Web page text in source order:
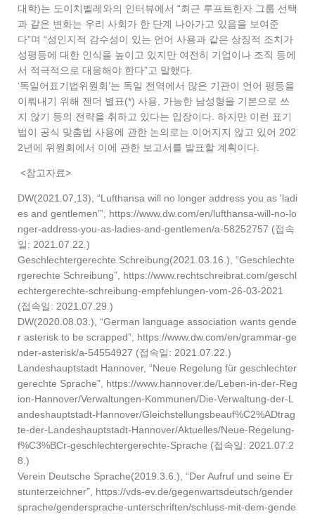
대학)는 도이치벨레와의 인터뷰에서 “최근 루프트한자 그룹 선택
과 같은 변화는 우리 사회가 한 단계 나아가고 있음을 보여준
다”며 “성인지적 감수성이 있는 언어 사용과 같은 상징적 조치가
성평등에 대한 인식을 높이고 있지만 여전히 기업이나 조직 등에
서 적극적으로 대응해야 한다”고 말했다.
‘독일어표기법위원회’는 독일 전역에서 많은 기관이 언어 평등을
이뤄내기 위해 젠더 별표(*) 사용, 가능한 남성형을 기본으로 쓰
지 않기 등의 전략을 취하고 있다는 입장이다. 하지만 이런 표기
법이 공식 맞춤법 사용에 관한 논의로는 이어지지 않고 있어 202
2년에 위원회에서 이에 관한 보고서를 발표할 계획이다.
<참고자료>
DW(2021.07,13), “Lufthansa will no longer address you as 'ladi
es and gentlemen'”, https://www.dw.com/en/lufthansa-will-no-lo
nger-address-you-as-ladies-and-gentlemen/a-58252757 (접속
일: 2021.07.22.)
Geschlechtergerechte Schreibung(2021.03.16.), “Geschlechte
rgerechte Schreibung”, https://www.rechtschreibrat.com/geschl
echtergerechte-schreibung-empfehlungen-vom-26-03-2021
(접속일: 2021.07.29.)
DW(2020.08.03.), “German language association wants gende
r asterisk to be scrapped”, https://www.dw.com/en/grammar-ge
nder-asterisk/a-54554927 (접속일: 2021.07.22.)
Landeshauptstadt Hannover, “Neue Regelung für geschlechter
gerechte Sprache”, https://www.hannover.de/Leben-in-der-Reg
ion-Hannover/Verwaltungen-Kommunen/Die-Verwaltung-der-L
andeshauptstadt-Hannover/Gleichstellungsbeauf%C2%ADtrag
te-der-Landeshauptstadt-Hannover/Aktuelles/Neue-Regelung-
f%C3%BCr-geschlechtergerechte-Sprache (접속일: 2021.07.2
8.)
Verein Deutsche Sprache(2019.3.6.), “Der Aufruf und seine Er
stunterzeichner”, https://vds-ev.de/gegenwartsdeutsch/gender
sprache/gendersprache-unterschriften/schluss-mit-dem-gende